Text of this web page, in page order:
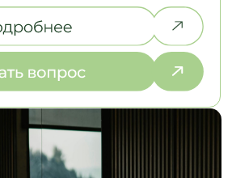
Разрабатываем
стоимость в
выбираем
2. ЭСКИЗЫ И
в течение